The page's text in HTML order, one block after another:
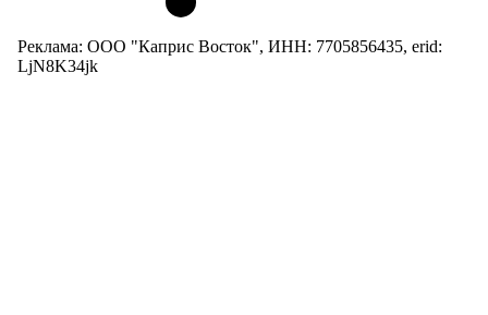
Реклама: ООО "Каприс Восток", ИНН: 7705856435, erid:
LjN8K34jk